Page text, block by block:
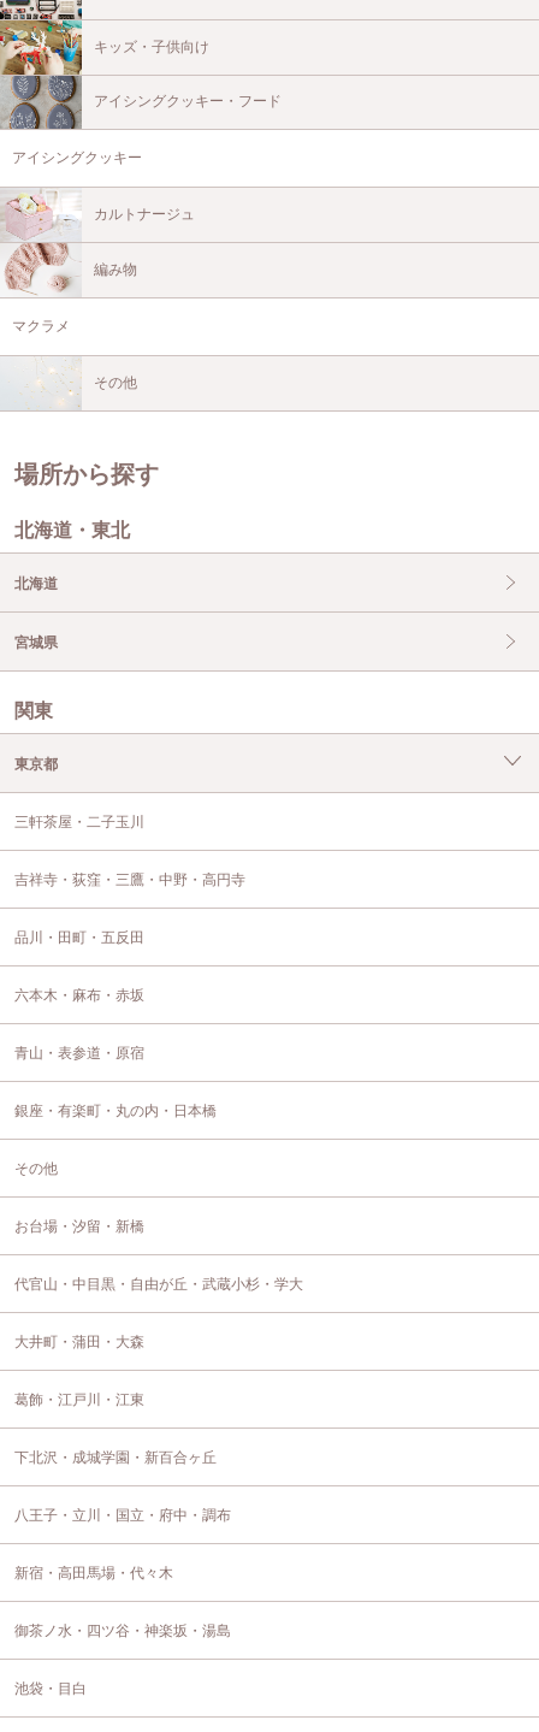
キッズ・子供向け
アイシングクッキー・フード
アイシングクッキー
カルトナージュ
編み物
マクラメ
その他
場所から探す
北海道・東北
北海道
宮城県
関東
東京都
三軒茶屋・二子玉川
吉祥寺・荻窪・三鷹・中野・高円寺
品川・田町・五反田
六本木・麻布・赤坂
青山・表参道・原宿
銀座・有楽町・丸の内・日本橋
その他
お台場・汐留・新橋
代官山・中目黒・自由が丘・武蔵小杉・学大
大井町・蒲田・大森
葛飾・江戸川・江東
下北沢・成城学園・新百合ヶ丘
八王子・立川・国立・府中・調布
新宿・高田馬場・代々木
御茶ノ水・四ツ谷・神楽坂・湯島
池袋・目白